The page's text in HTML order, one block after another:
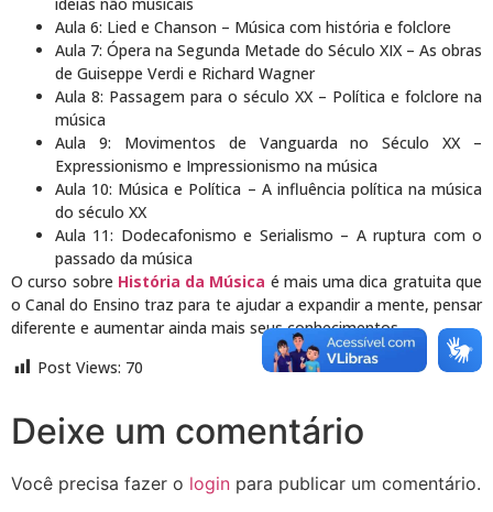
ideias não musicais
Aula 6: Lied e Chanson – Música com história e folclore
Aula 7: Ópera na Segunda Metade do Século XIX – As obras
de Guiseppe Verdi e Richard Wagner
Aula 8: Passagem para o século XX – Política e folclore na
música
Aula 9: Movimentos de Vanguarda no Século XX –
Expressionismo e Impressionismo na música
Aula 10: Música e Política – A influência política na música
do século XX
Aula 11: Dodecafonismo e Serialismo – A ruptura com o
passado da música
O curso sobre História da Música é mais uma dica gratuita que
o Canal do Ensino traz para te ajudar a expandir a mente, pensar
diferente e aumentar ainda mais seus conhecimentos.
Post Views: 70
Deixe um comentário
Você precisa fazer o login para publicar um comentário.